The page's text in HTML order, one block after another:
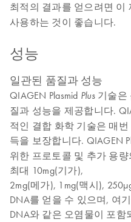
최적의 결과를 얻으려면 이
사용하는 것이 좋습니다.
성능
일관된 품질과 성능
QIAGEN Plasmid Plus기술은
질과 성능을 제공합니다.
적인 결합 화학 기술은 매
득을 보장합니다. QIAGEN
위한 프로토콜 및 추가 용
최대 10mg(기가),
2mg(메가), 1mg(맥시),
DNA를 얻을 수 있으며, 여
DNA와 같은 오염물이 포함